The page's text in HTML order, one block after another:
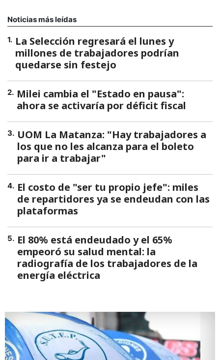
Noticias más leídas
1. La Selección regresará el lunes y
millones de trabajadores podrían
quedarse sin festejo
2. Milei cambia el "Estado en pausa":
ahora se activaría por déficit fiscal
3. UOM La Matanza: "Hay trabajadores a
los que no les alcanza para el boleto
para ir a trabajar"
4. El costo de "ser tu propio jefe": miles
de repartidores ya se endeudan con las
plataformas
5. El 80% está endeudado y el 65%
empeoró su salud mental: la
radiografía de los trabajadores de la
energía eléctrica